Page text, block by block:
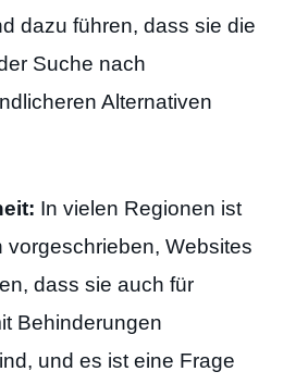
dazu führen, dass sie die
Suche nach
Alternativen
In vielen Regionen ist
vorgeschrieben, Websites
dass sie auch für
Behinderungen
und es ist eine Frage